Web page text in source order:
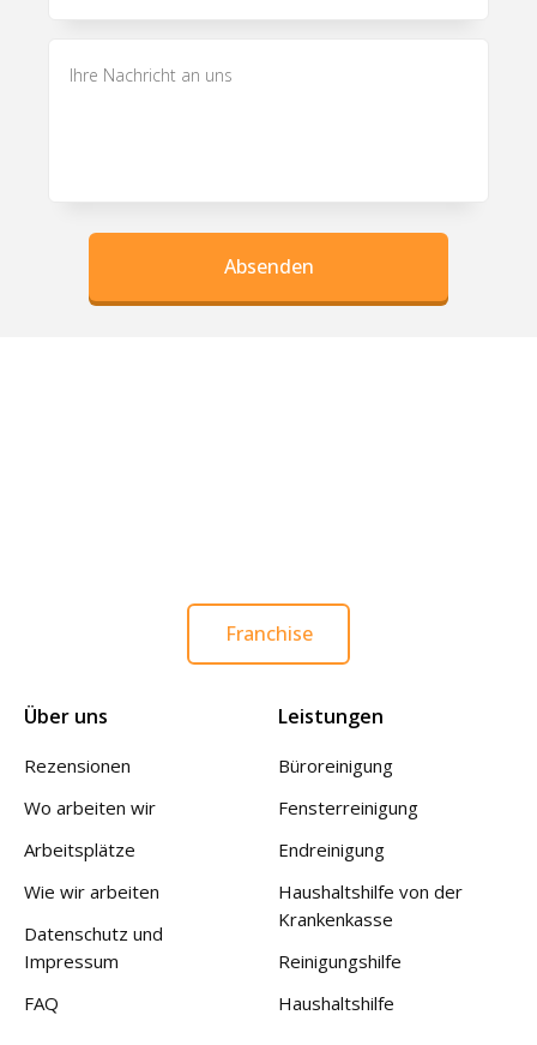
Absenden
Franchise
Über uns
Rezensionen
Wo arbeiten wir
Arbeitsplätze
Wie wir arbeiten
Datenschutz und
Impressum
FAQ
Leistungen
Büroreinigung
Fensterreinigung
Endreinigung
Haushaltshilfe von der
Krankenkasse
Reinigungshilfe
Haushaltshilfe